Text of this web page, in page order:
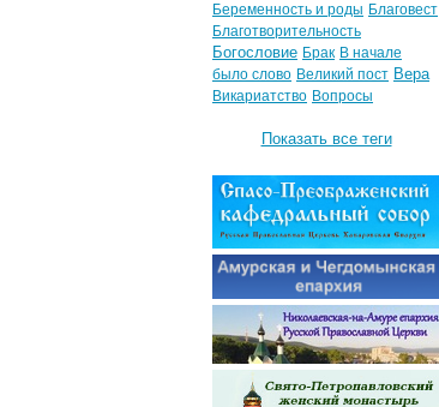
Беременность и роды Благовест
Благотворительность
Богословие Брак В начале
было слово Великий пост Вера
Викариатство Вопросы
Показать все теги